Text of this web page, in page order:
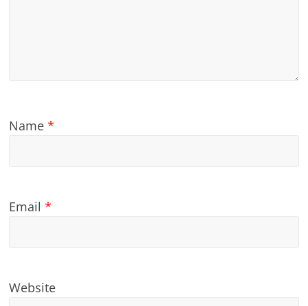
Name*
Email*
Website